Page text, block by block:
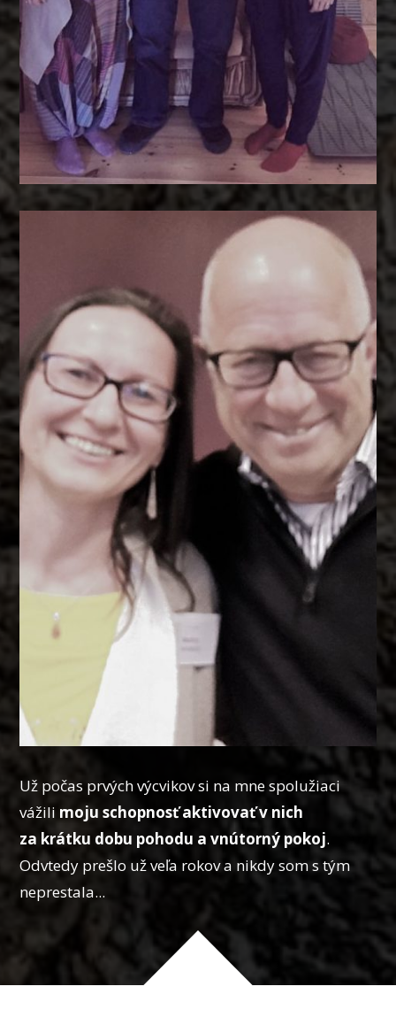
Už počas prvých výcvikov si na mne spolužiaci
vážili moju schopnosť aktivovať v nich
za krátku dobu pohodu a vnútorný pokoj.
Odvtedy prešlo už veľa rokov a nikdy som s tým
neprestala...